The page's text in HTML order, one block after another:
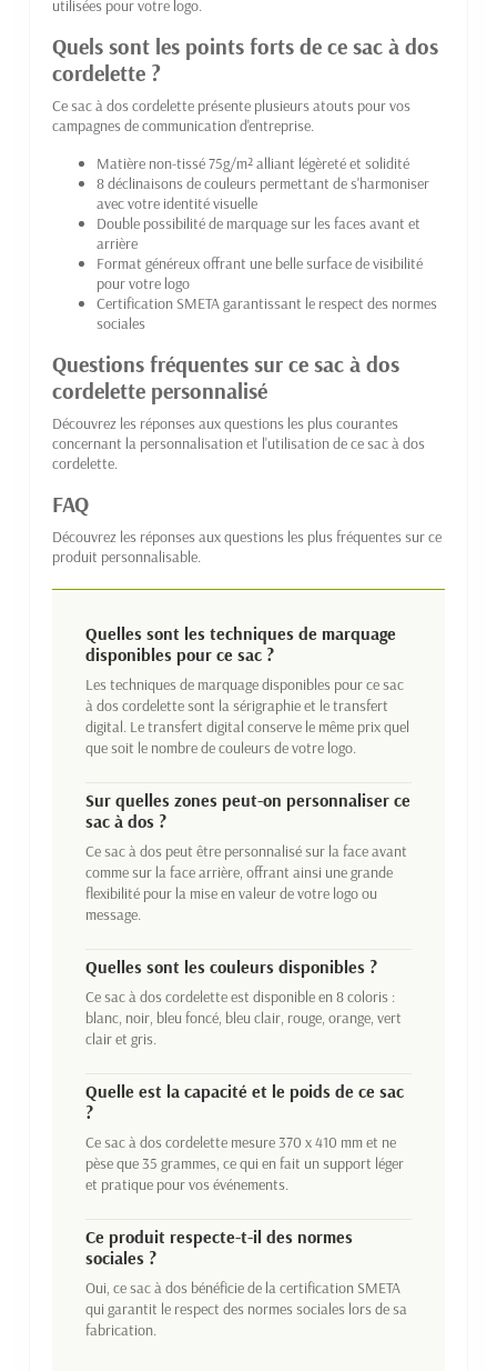
utilisées pour votre logo.
Quels sont les points forts de ce sac à dos
cordelette ?
Ce sac à dos cordelette présente plusieurs atouts pour vos
campagnes de communication d'entreprise.
Matière non-tissé 75g/m² alliant légèreté et solidité
8 déclinaisons de couleurs permettant de s'harmoniser
avec votre identité visuelle
Double possibilité de marquage sur les faces avant et
arrière
Format généreux offrant une belle surface de visibilité
pour votre logo
Certification SMETA garantissant le respect des normes
sociales
Questions fréquentes sur ce sac à dos
cordelette personnalisé
Découvrez les réponses aux questions les plus courantes
concernant la personnalisation et l'utilisation de ce sac à dos
cordelette.
FAQ
Découvrez les réponses aux questions les plus fréquentes sur ce
produit personnalisable.
Quelles sont les techniques de marquage
disponibles pour ce sac ?
Les techniques de marquage disponibles pour ce sac
à dos cordelette sont la sérigraphie et le transfert
digital. Le transfert digital conserve le même prix quel
que soit le nombre de couleurs de votre logo.
Sur quelles zones peut-on personnaliser ce
sac à dos ?
Ce sac à dos peut être personnalisé sur la face avant
comme sur la face arrière, offrant ainsi une grande
flexibilité pour la mise en valeur de votre logo ou
message.
Quelles sont les couleurs disponibles ?
Ce sac à dos cordelette est disponible en 8 coloris :
blanc, noir, bleu foncé, bleu clair, rouge, orange, vert
clair et gris.
Quelle est la capacité et le poids de ce sac
?
Ce sac à dos cordelette mesure 370 x 410 mm et ne
pèse que 35 grammes, ce qui en fait un support léger
et pratique pour vos événements.
Ce produit respecte-t-il des normes
sociales ?
Oui, ce sac à dos bénéficie de la certification SMETA
qui garantit le respect des normes sociales lors de sa
fabrication.